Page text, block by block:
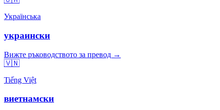
Українська
украински
Вижте ръководството за превод →
🇻🇳
Tiếng Việt
виетнамски